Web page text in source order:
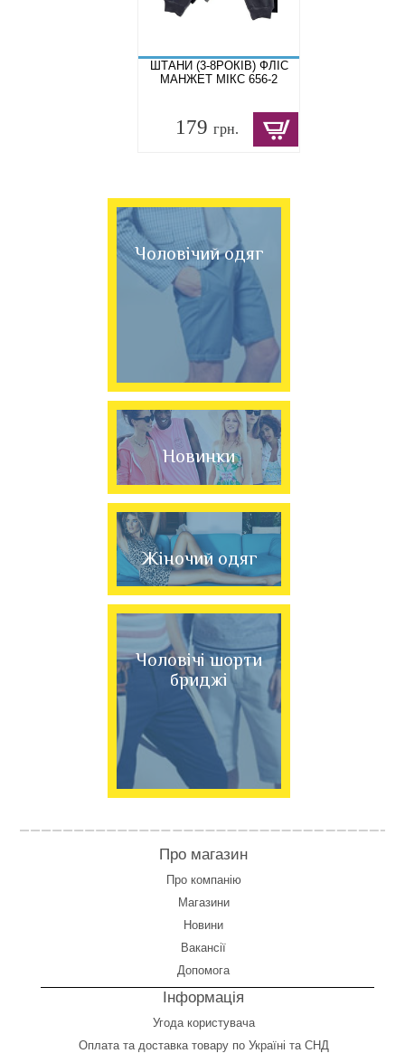
ШТАНИ (3-8РОКІВ) ФЛІС
МАНЖЕТ МІКС 656-2
179 грн.
Чоловічий одяг
Новинки
Жіночий одяг
Чоловічі шорти
бриджі
Про магазин
Про компанію
Магазини
Новини
Вакансії
Допомога
Інформація
Угода користувача
Оплата та доставка товару по Україні та СНД